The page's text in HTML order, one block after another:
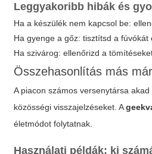
Leggyakoribb hibák és
Ha a készülék nem kapcsol be:
Ha gyenge a gőz: tisztítsd a fúvókát
Ha szivárog: ellenőrizd a
Összehasonlítás más
A piacon számos versenytársa
közösségi visszajelzéseket. A
életmódot folytatnak.
Használati példák: ki